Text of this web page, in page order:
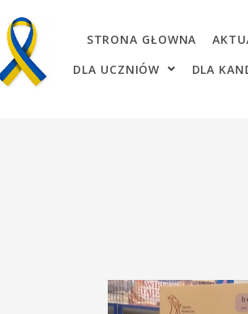
STRONA GŁOWNA
DLA UCZNIÓW
DLA